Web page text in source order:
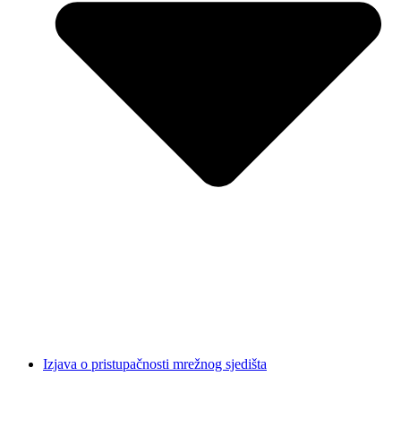
Izjava o pristupačnosti mrežnog sjedišta